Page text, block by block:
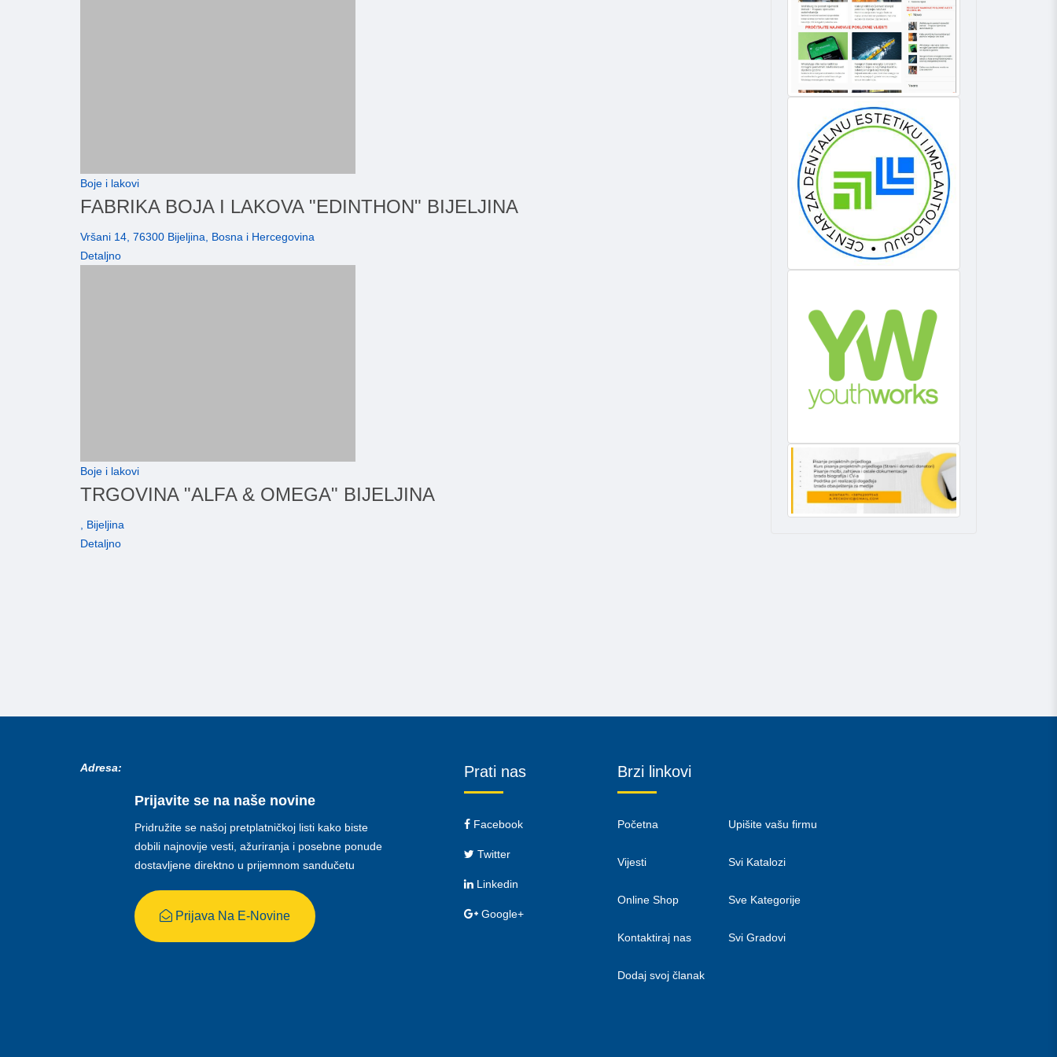
Boje i lakovi
FABRIKA BOJA I LAKOVA "EDINTHON" BIJELJINA
Vršani 14, 76300 Bijeljina, Bosna i Hercegovina
Detaljno
Boje i lakovi
TRGOVINA "ALFA & OMEGA" BIJELJINA
, Bijeljina
Detaljno
Adresa:
Prijavite se na naše novine
Pridružite se našoj pretplatničkoj listi kako biste
dobili najnovije vesti, ažuriranja i posebne ponude
dostavljene direktno u prijemnom sandučetu
Prijava Na E-Novine
Prati nas
Facebook
Twitter
Linkedin
Google+
Brzi linkovi
Početna
Vijesti
Online Shop
Kontaktiraj nas
Dodaj svoj članak
Upišite vašu firmu
Svi Katalozi
Sve Kategorije
Svi Gradovi